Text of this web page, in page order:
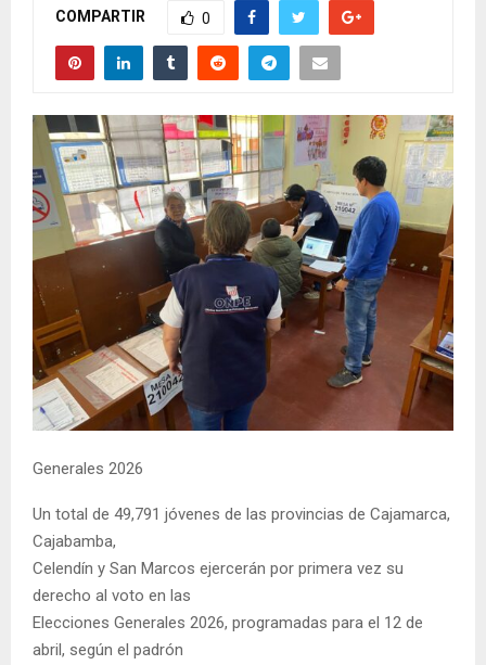
COMPARTIR 0
Generales 2026
Un total de 49,791 jóvenes de las provincias de Cajamarca,
Cajabamba,
Celendín y San Marcos ejercerán por primera vez su
derecho al voto en las
Elecciones Generales 2026, programadas para el 12 de
abril, según el padrón